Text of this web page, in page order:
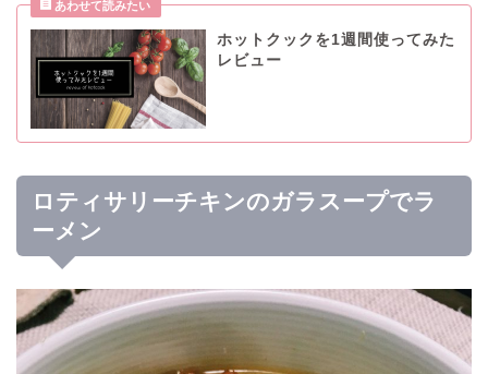
ホットクックを1週間使ってみた
レビュー
ロティサリーチキンのガラスープでラ
ーメン